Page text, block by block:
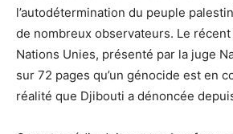
l’autodétermination du peuple
de nombreux observateurs. Le
Nations Unies, présenté par la juge
sur 72 pages qu’un génocide est en
réalité que Djibouti a dénoncée